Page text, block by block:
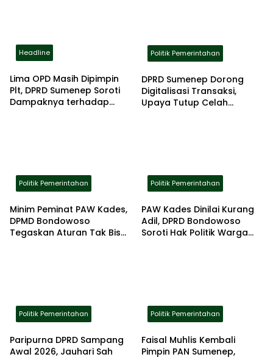
Headline
Lima OPD Masih Dipimpin
Plt, DPRD Sumenep Soroti
Dampaknya terhadap
Politik Pemerintahan
DPRD Sumenep Dorong
Digitalisasi Transaksi,
Upaya Tutup Celah
Politik Pemerintahan
Minim Peminat PAW Kades,
DPMD Bondowoso
Tegaskan Aturan Tak Bisa
Politik Pemerintahan
PAW Kades Dinilai Kurang
Adil, DPRD Bondowoso
Soroti Hak Politik Warga
Politik Pemerintahan
Paripurna DPRD Sampang
Awal 2026, Jauhari Sah
Politik Pemerintahan
Faisal Muhlis Kembali
Pimpin PAN Sumenep,